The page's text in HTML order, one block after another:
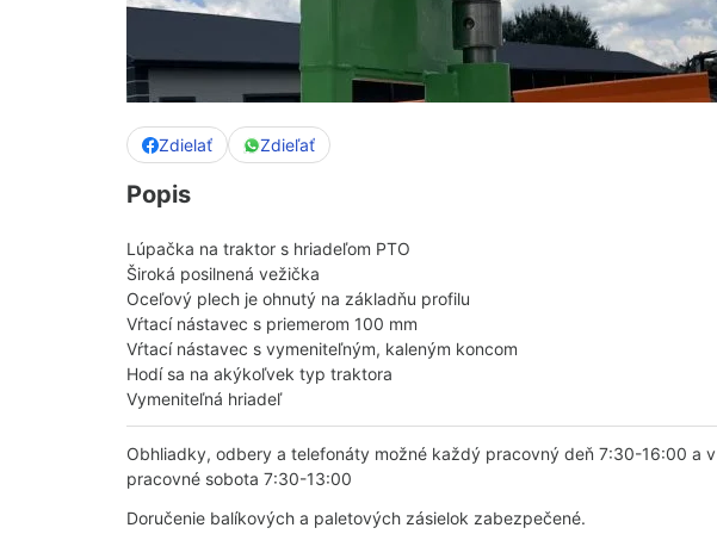
Zdielať Zdieľať
Popis
Lúpačka na traktor s hriadeľom PTO
Široká posilnená vežička
Oceľový plech je ohnutý na základňu profilu
Vŕtací nástavec s priemerom 100 mm
Vŕtací nástavec s vymeniteľným, kaleným koncom
Hodí sa na akýkoľvek typ traktora
Vymeniteľná hriadeľ
Obhliadky, odbery a telefonáty možné každý pracovný deň 7:30-16:00 a v
pracovné sobota 7:30-13:00
Doručenie balíkových a paletových zásielok zabezpečené.